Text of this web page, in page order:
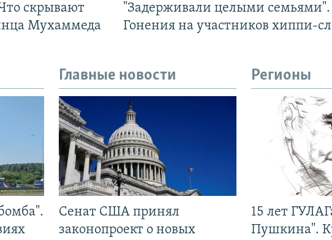
скрывают
Мухаммеда
"Задерживали целыми семьями".
Гонения на участников хиппи-
Главные новости
Сенат США принял
законопроект о новых
Регионы
15 лет
Пушкина".